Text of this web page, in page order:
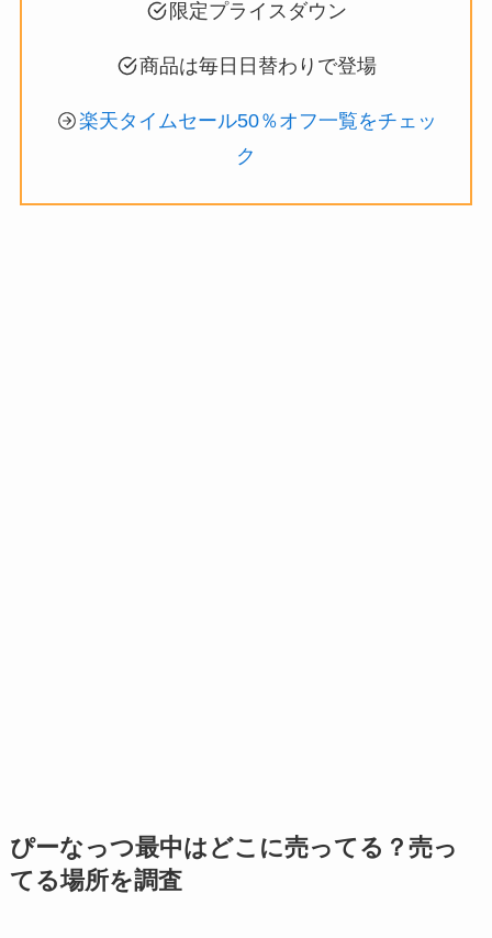
限定プライスダウン
商品は毎日日替わりで登場
楽天タイムセール50％オフ一覧をチェッ
ク
ぴーなっつ最中はどこに売ってる？売っ
てる場所を調査